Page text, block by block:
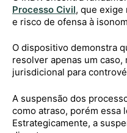
Processo Civil, que exige
e risco de ofensa à
O dispositivo demonstra
resolver apenas um
jurisdicional para
A suspensão dos
como atraso, porém essa
Estrategicamente, a